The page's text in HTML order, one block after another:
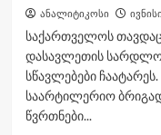
თავდაცვის
S-
300/S-
400-
ის
პოზიციას
ანალიტიკოსი
საქართველოს
დასავლეთის
სწავლებები
საარტილერიო
წვრთნები...